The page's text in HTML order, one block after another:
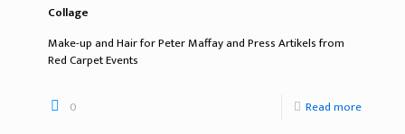
Collage
Make-up and Hair for Peter Maffay and Press Artikels from
Red Carpet Events
0 Read more